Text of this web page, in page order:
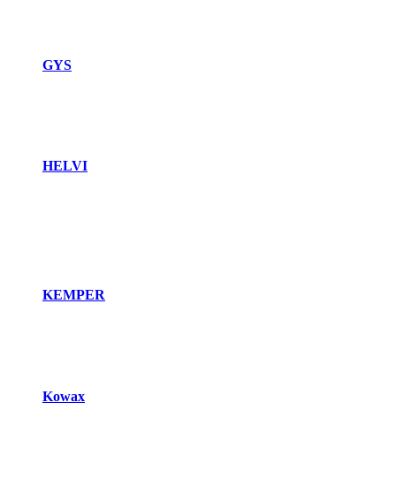
GYS
HELVI
KEMPER
Kowax